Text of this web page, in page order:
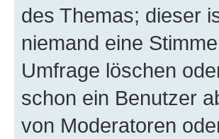
des Themas; dieser
niemand eine
Umfrage löschen
schon ein Benutzer
von Moderatoren